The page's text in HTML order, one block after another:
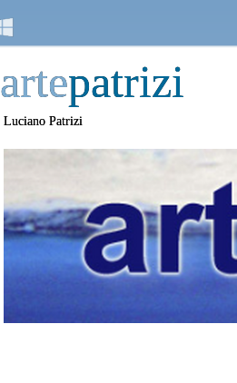
artepatrizi
Luciano Patrizi